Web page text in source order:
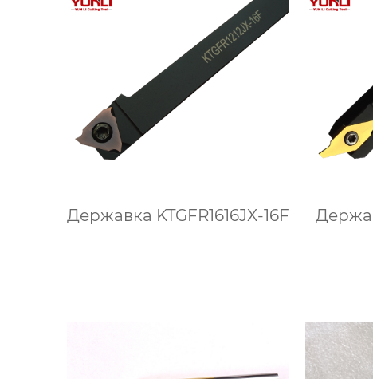
Державка KTGFR1616JX-16F